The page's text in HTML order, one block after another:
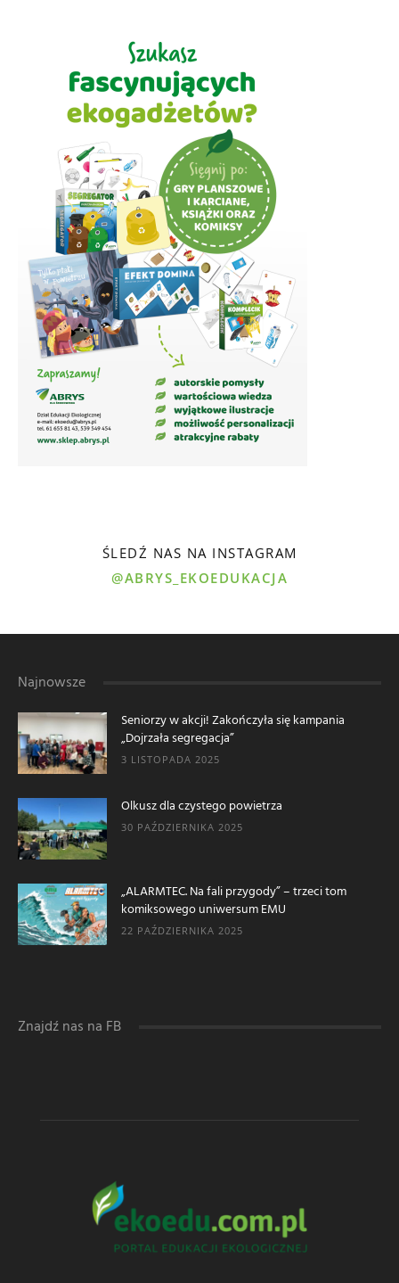
ŚLEDŹ NAS NA INSTAGRAM
@ABRYS_EKOEDUKACJA
Najnowsze
Seniorzy w akcji! Zakończyła się kampania
„Dojrzała segregacja”
3 LISTOPADA 2025
Olkusz dla czystego powietrza
30 PAŹDZIERNIKA 2025
„ALARMTEC. Na fali przygody” – trzeci tom
komiksowego uniwersum EMU
22 PAŹDZIERNIKA 2025
Znajdź nas na FB